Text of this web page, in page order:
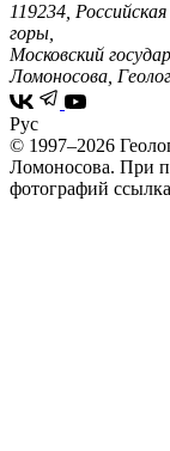
119234,
горы,
Московский
Ломоносова,
Рус
© 1997–2026
Ломоносова. При
фотографий